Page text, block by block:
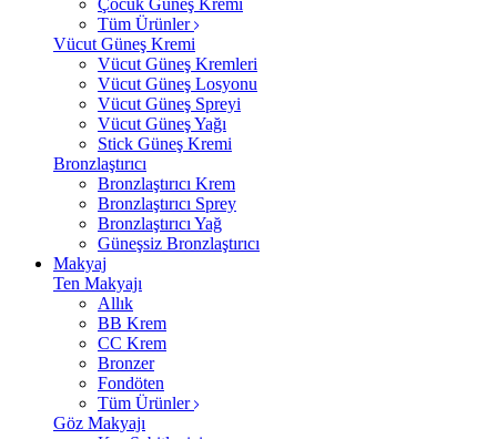
Çocuk Güneş Kremi
Tüm Ürünler
Vücut Güneş Kremi
Vücut Güneş Kremleri
Vücut Güneş Losyonu
Vücut Güneş Spreyi
Vücut Güneş Yağı
Stick Güneş Kremi
Bronzlaştırıcı
Bronzlaştırıcı Krem
Bronzlaştırıcı Sprey
Bronzlaştırıcı Yağ
Güneşsiz Bronzlaştırıcı
Makyaj
Ten Makyajı
Allık
BB Krem
CC Krem
Bronzer
Fondöten
Tüm Ürünler
Göz Makyajı